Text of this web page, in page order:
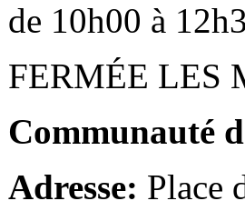
de 10h00 à
FERMÉE LES
Communauté
Adresse: Place